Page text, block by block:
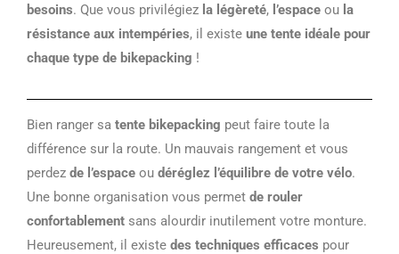
besoins. Que vous privilégiez la légèreté, l’espace ou la
résistance aux intempéries, il existe une tente idéale pour
chaque type de bikepacking !
Bien ranger sa tente bikepacking peut faire toute la
différence sur la route. Un mauvais rangement et vous
perdez de l’espace ou déréglez l’équilibre de votre vélo.
Une bonne organisation vous permet de rouler
confortablement sans alourdir inutilement votre monture.
Heureusement, il existe des techniques efficaces pour